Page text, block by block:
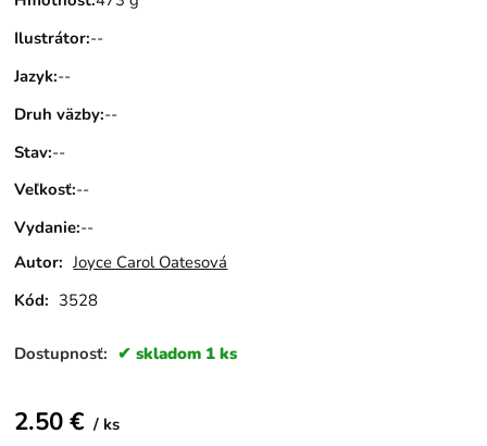
Ilustrátor:--
Jazyk:--
Druh väzby:--
Stav:--
Veľkosť:--
Vydanie:--
Autor: Joyce Carol Oatesová
Kód: 3528
Dostupnosť: skladom 1 ks
2.50€ ks